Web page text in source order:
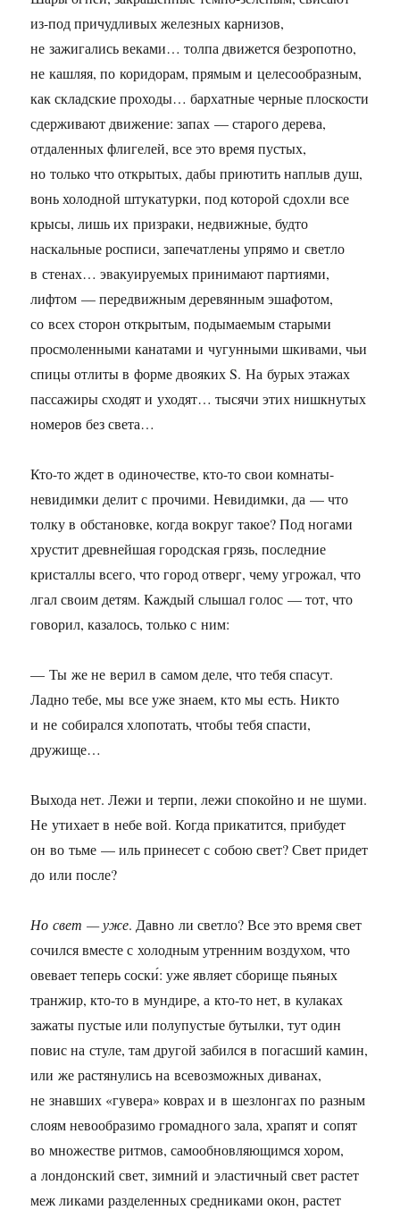
из-под причудливых железных карнизов,
не зажигались веками… толпа движется безропотно,
не кашляя, по коридорам, прямым и целесообразным,
как складские проходы… бархатные черные плоскости
сдерживают движение: запах — старого дерева,
отдаленных флигелей, все это время пустых,
но только что открытых, дабы приютить наплыв душ,
вонь холодной штукатурки, под которой сдохли все
крысы, лишь их призраки, недвижные, будто
наскальные росписи, запечатлены упрямо и светло
в стенах… эвакуируемых принимают партиями,
лифтом — передвижным деревянным эшафотом,
со всех сторон открытым, подымаемым старыми
просмоленными канатами и чугунными шкивами, чьи
спицы отлиты в форме двояких S. На бурых этажах
пассажиры сходят и уходят… тысячи этих нишкнутых
номеров без света…
Кто-то ждет в одиночестве, кто-то свои комнаты-
невидимки делит с прочими. Невидимки, да — что
толку в обстановке, когда вокруг такое? Под ногами
хрустит древнейшая городская грязь, последние
кристаллы всего, что город отверг, чему угрожал, что
лгал своим детям. Каждый слышал голос — тот, что
говорил, казалось, только с ним:
— Ты же не верил в самом деле, что тебя спасут.
Ладно тебе, мы все уже знаем, кто мы есть. Никто
и не собирался хлопотать, чтобы тебя спасти,
дружище…
Выхода нет. Лежи и терпи, лежи спокойно и не шуми.
Не утихает в небе вой. Когда прикатится, прибудет
он во тьме — иль принесет с собою свет? Свет придет
до или после?
Но свет — уже. Давно ли светло? Все это время свет
сочился вместе с холодным утренним воздухом, что
овевает теперь соски́: уже являет сборище пьяных
транжир, кто-то в мундире, а кто-то нет, в кулаках
зажаты пустые или полупустые бутылки, тут один
повис на стуле, там другой забился в погасший камин,
или же растянулись на всевозможных диванах,
не знавших «гувера» коврах и в шезлонгах по разным
слоям невообразимо громадного зала, храпят и сопят
во множестве ритмов, самообновляющимся хором,
а лондонский свет, зимний и эластичный свет растет
меж ликами разделенных средниками окон, растет